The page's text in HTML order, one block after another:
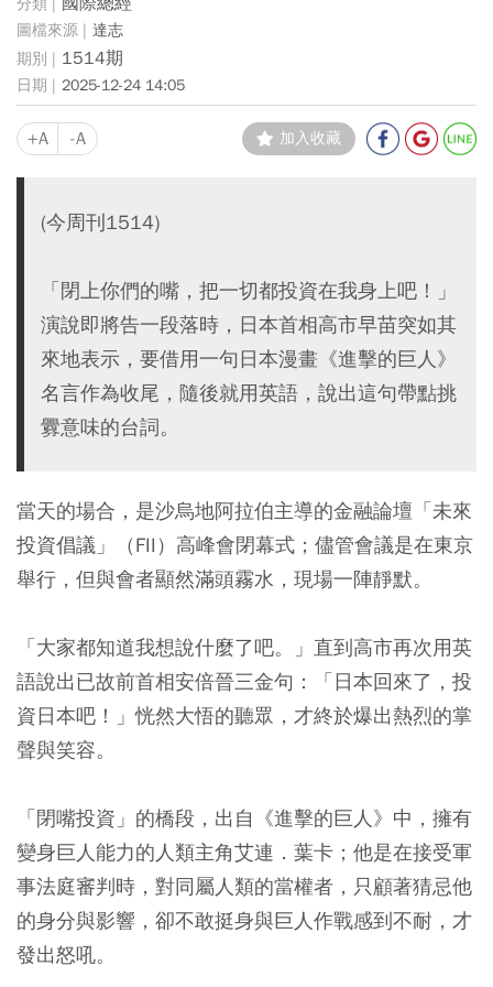
達志
1514期
2025-12-24 14:05
+A -A 加入收藏
(今周刊1514)
「閉上你們的嘴，把一切都投資在我身上吧！」
演說即將告一段落時，日本首相高市早苗突如其
來地表示，要借用一句日本漫畫《進擊的巨人》
名言作為收尾，隨後就用英語，說出這句帶點挑
釁意味的台詞。
當天的場合，是沙烏地阿拉伯主導的金融論壇「未來
投資倡議」（FII）高峰會閉幕式；儘管會議是在東京
舉行，但與會者顯然滿頭霧水，現場一陣靜默。
「大家都知道我想說什麼了吧。」直到高市再次用英
語說出已故前首相安倍晉三金句：「日本回來了，投
資日本吧！」恍然大悟的聽眾，才終於爆出熱烈的掌
聲與笑容。
「閉嘴投資」的橋段，出自《進擊的巨人》中，擁有
變身巨人能力的人類主角艾連．葉卡；他是在接受軍
事法庭審判時，對同屬人類的當權者，只顧著猜忌他
的身分與影響，卻不敢挺身與巨人作戰感到不耐，才
發出怒吼。